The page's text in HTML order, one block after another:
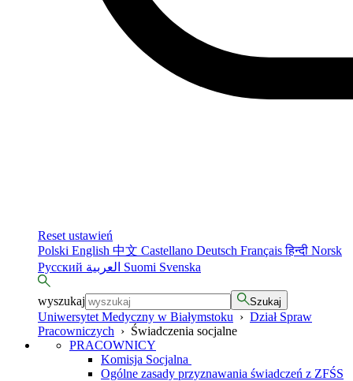
Reset ustawień
Polski English 中文 Castellano Deutsch Françaisहिन्दी Norsk
Русский
Suomi Svenska
wyszukaj Szukaj
Uniwersytet Medyczny w Białymstoku › Dział Spraw
Pracowniczych › Świadczenia socjalne
PRACOWNICY
Komisja Socjalna
Ogólne zasady przyznawania świadczeń z ZFŚS